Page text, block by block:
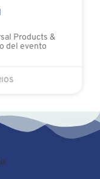
Products &
del evento